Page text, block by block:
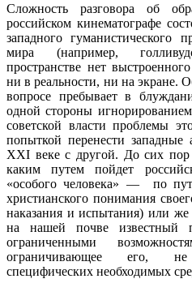
Сложность разговора об
российском кинематографе
западного гуманистического
мира (например,
пространстве нет
ни в реальности, ни на экране.
вопросе пребывает в
одной стороны
советской власти проблемы
попыткой перенести
XXI веке с другой. До сих пор
каким путем пойдет
«особого человека» — по
христианского понимания
наказания и испытания) или же
на нашей почве известный
ограниченными
ограничивающее его,
специфических необходимых